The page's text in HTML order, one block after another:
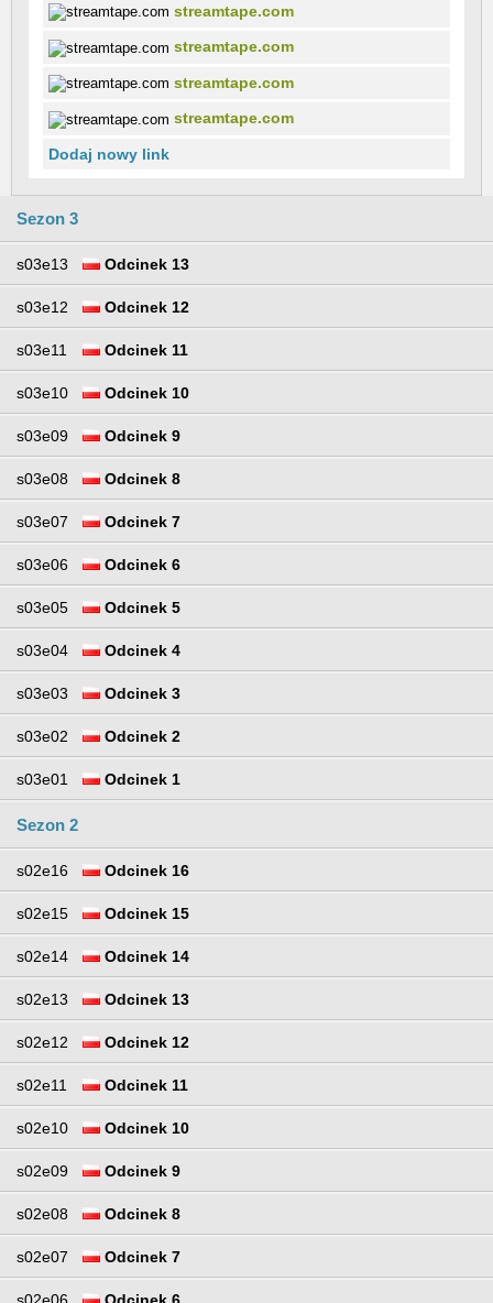
streamtape.com
streamtape.com
streamtape.com
streamtape.com
Dodaj nowy link
Sezon 3
s03e13 Odcinek 13
s03e12 Odcinek 12
s03e11 Odcinek 11
s03e10 Odcinek 10
s03e09 Odcinek 9
s03e08 Odcinek 8
s03e07 Odcinek 7
s03e06 Odcinek 6
s03e05 Odcinek 5
s03e04 Odcinek 4
s03e03 Odcinek 3
s03e02 Odcinek 2
s03e01 Odcinek 1
Sezon 2
s02e16 Odcinek 16
s02e15 Odcinek 15
s02e14 Odcinek 14
s02e13 Odcinek 13
s02e12 Odcinek 12
s02e11 Odcinek 11
s02e10 Odcinek 10
s02e09 Odcinek 9
s02e08 Odcinek 8
s02e07 Odcinek 7